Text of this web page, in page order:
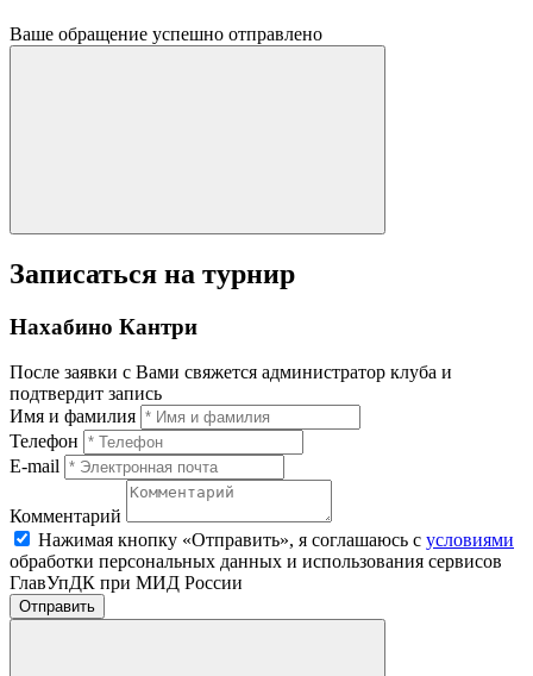
Ваше обращение успешно отправлено
Записаться на турнир
Нахабино Кантри
После заявки с Вами свяжется администратор клуба и
подтвердит запись
Имя и фамилия
Телефон
E-mail
Комментарий
Нажимая кнопку «Отправить», я соглашаюсь с условиями
обработки персональных данных и использования сервисов
ГлавУпДК при МИД России
Отправить